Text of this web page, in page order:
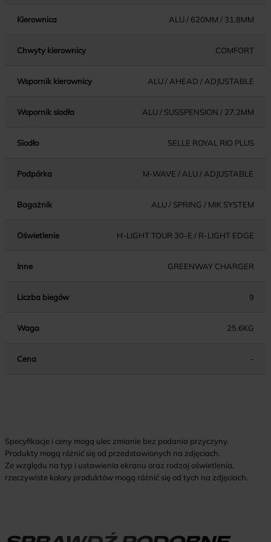
Kierownica ALU / 620MM / 31.8MM
Chwyty kierownicy COMFORT
Wspornik kierownicy ALU / AHEAD / ADJUSTABLE
Wspornik siodła ALU / SUSSPENSION / 27.2MM
Siodło SELLE ROYAL RIO PLUS
Podpórka M-WAVE / ALU / ADJUSTABLE
Bagażnik ALU / SPRING / MIK SYSTEM
Oświetlenie H-LIGHT TOUR 30-E / R-LIGHT EDGE
Inne GREENWAY CHARGER
Liczba biegów 9
Waga 25.6KG
Cena -
Specyfikacje i ceny mogą ulec zmianie bez podania przyczyny.
Produkty mogą różnić się od przedstawionych na zdjęciach.
Ze względu na typ i ustawienia ekranu oraz rodzaj oświetlenia,
rzeczywiste kolory produktów mogą różnić się od tych na zdjęciach.